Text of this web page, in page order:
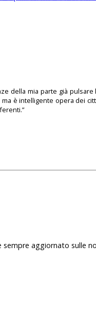
della mia parte già pulsare
è intelligente opera dei
sempre aggiornato sulle